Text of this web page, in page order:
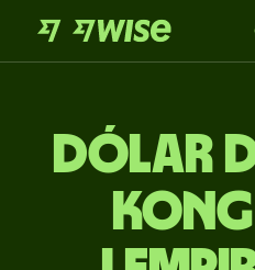
Dólar